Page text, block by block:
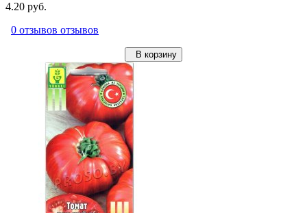
4.20 руб.
0 отзывов отзывов
В корзину